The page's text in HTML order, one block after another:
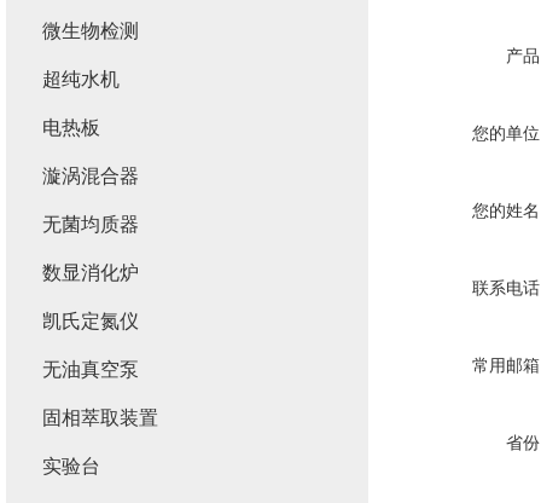
产
您的单
您的姓
联系电
常用邮
省
微生物检测
超纯水机
电热板
漩涡混合器
无菌均质器
数显消化炉
凯氏定氮仪
无油真空泵
固相萃取装置
实验台